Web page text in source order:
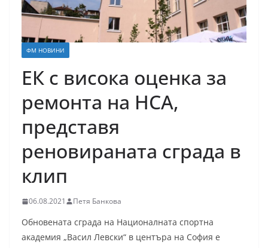
ФМ НОВИНИ
ЕК с висока оценка за
ремонта на НСА,
представя
реновираната сграда в
клип
06.08.2021 Петя Банкова
Обновената сграда на Националната спортна
академия „Васил Левски“ в центъра на София е